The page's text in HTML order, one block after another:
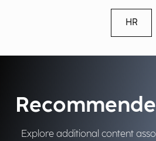
HR
Explore additional content